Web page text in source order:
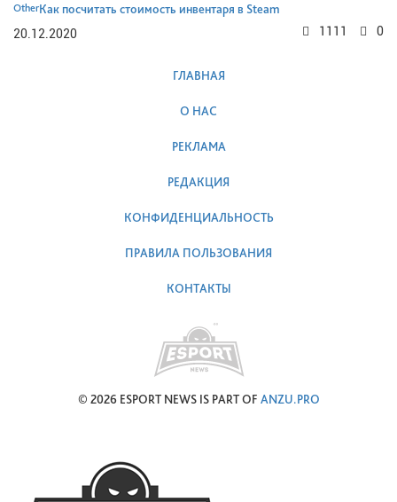
OtherКак посчитать стоимость инвентаря в Steam
20.12.2020
0
1111
ГЛАВНАЯ
О НАС
РЕКЛАМА
РЕДАКЦИЯ
КОНФИДЕНЦИАЛЬНОСТЬ
ПРАВИЛА ПОЛЬЗОВАНИЯ
КОНТАКТЫ
© 2026 ESPORT NEWS IS PART OF ANZU.PRO